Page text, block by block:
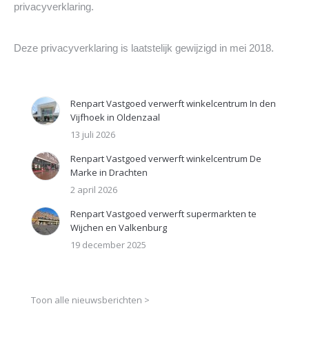
privacyverklaring.
Deze privacyverklaring is laatstelijk gewijzigd in mei 2018.
Renpart Vastgoed verwerft winkelcentrum In den
Vijfhoek in Oldenzaal
13 juli 2026
Renpart Vastgoed verwerft winkelcentrum De
Marke in Drachten
2 april 2026
Renpart Vastgoed verwerft supermarkten te
Wijchen en Valkenburg
19 december 2025
Toon alle nieuwsberichten >